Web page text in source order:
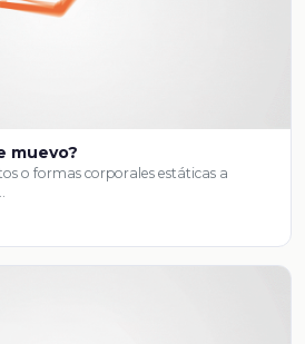
muevo?
o formas corporales estáticas a